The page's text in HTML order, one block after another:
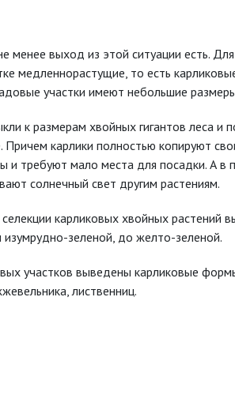
менее выход из этой ситуации есть.
медленнорастущие, то есть
участки имеют небольшие
к размерам хвойных гигантов леса и
Причем карлики полностью копируют
и требуют мало места для посадки. А в
солнечный свет другим растениям.
карликовых хвойных растений
изумрудно-зеленой, до желто-зеленой.
участков выведены карликовые
лиственниц.